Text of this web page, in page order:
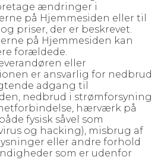
ændringer i
på Hjemmesiden eller til
priser, der er beskrevet.
på Hjemmesiden kan
forældede.
eller
er ansvarlig for nedbrud
adgang til
nedbrud i strømforsyning
hærværk på
fysisk såvel som
og hacking), misbrug af
eller andre forhold
som er udenfor